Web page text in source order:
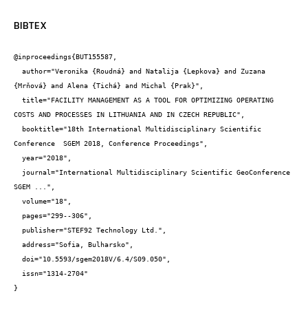
BIBTEX
@inproceedings{BUT155587,
{Mrňová} and Alena {Tichá} and Michal {Prak}",
COSTS AND PROCESSES IN LITHUANIA AND IN CZECH REPUBLIC",
Conference  SGEM 2018, Conference Proceedings",
SGEM ...",
}